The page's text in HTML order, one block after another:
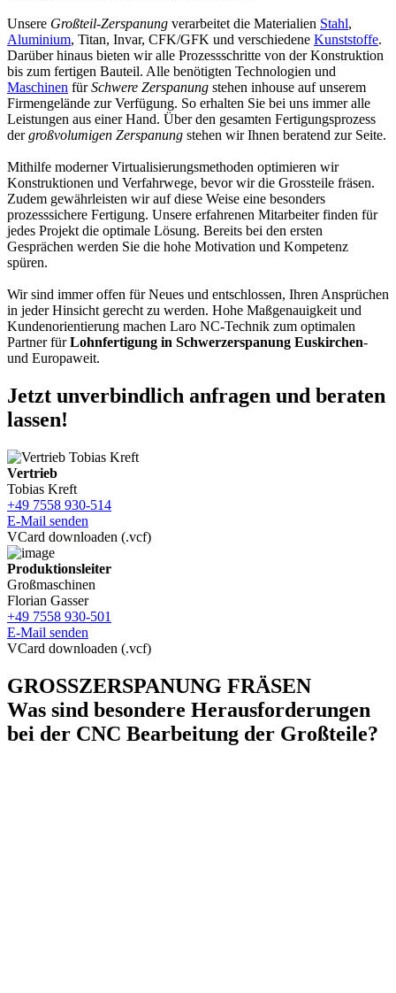
Unsere Großteil-Zerspanung verarbeitet die Materialien Stahl,
Aluminium, Titan, Invar, CFK/GFK und verschiedene Kunststoffe.
Darüber hinaus bieten wir alle Prozessschritte von der Konstruktion
bis zum fertigen Bauteil. Alle benötigten Technologien und
Maschinen fürSchwere Zerspanung stehen inhouse auf unserem
Firmengelände zur Verfügung. So erhalten Sie bei uns immer alle
Leistungen aus einer Hand. Über den gesamten Fertigungsprozess
dergroßvolumigen Zerspanung stehen wir Ihnen beratend zur Seite.
Mithilfe moderner Virtualisierungsmethoden optimieren wir
Konstruktionen und Verfahrwege, bevor wir die Grossteile fräsen.
Zudem gewährleisten wir auf diese Weise eine besonders
prozesssichere Fertigung. Unsere erfahrenen Mitarbeiter finden für
jedes Projekt die optimale Lösung. Bereits bei den ersten
Gesprächen werden Sie die hohe Motivation und Kompetenz
spüren.
Wir sind immer offen für Neues und entschlossen, Ihren Ansprüchen
in jeder Hinsicht gerecht zu werden. Hohe Maßgenauigkeit und
Kundenorientierung machen Laro NC-Technik zum optimalen
Partner fürLohnfertigung in Schwerzerspanung Euskirchen-
und Europaweit.
Jetzt unverbindlich anfragen und beraten
lassen!
Vertrieb
Tobias Kreft
+49 7558 930-514
E-Mail senden
VCard downloaden (.vcf)
Produktionsleiter
Großmaschinen
Florian Gasser
+49 7558 930-501
E-Mail senden
VCard downloaden (.vcf)
GROSSZERSPANUNG FRÄSEN
Was sind besondere Herausforderungen
bei der CNC Bearbeitung der Großteile?